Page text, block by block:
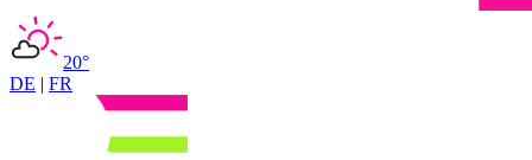
20°
DE | FR